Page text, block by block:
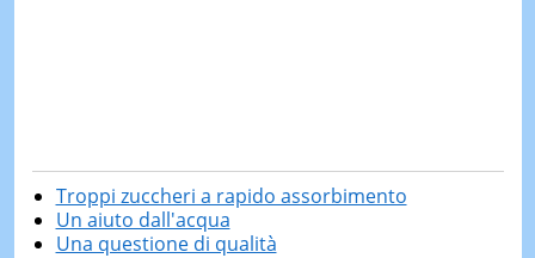
Troppi zuccheri a rapido assorbimento
Un aiuto dall'acqua
Una questione di qualità